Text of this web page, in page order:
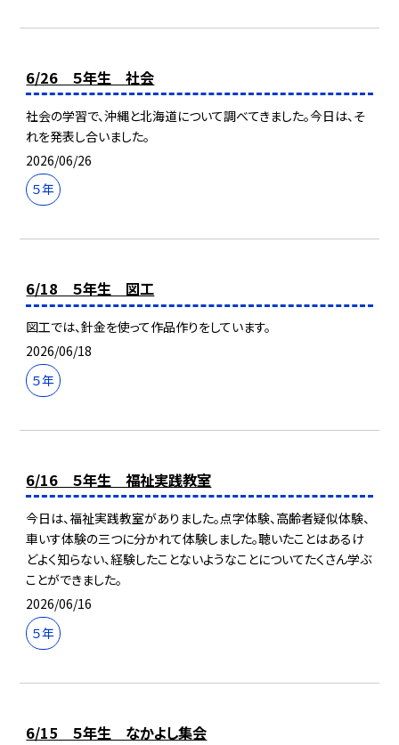
6/26 ５年生 社会
社会の学習で、沖縄と北海道について調べてきました。今日は、そ
れを発表し合いました。
2026/06/26
５年
6/18 ５年生 図工
図工では、針金を使って作品作りをしています。
2026/06/18
５年
6/16 ５年生 福祉実践教室
今日は、福祉実践教室がありました。点字体験、高齢者疑似体験、
車いす体験の三つに分かれて体験しました。聴いたことはあるけ
どよく知らない、経験したことないようなことについてたくさん学ぶ
ことができました。
2026/06/16
５年
6/15 ５年生 なかよし集会